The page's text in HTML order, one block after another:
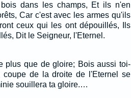
dans les champs, Et ils n'en
Car c'est avec les armes qu'ils
ceux qui les ont dépouillés, Ils
Dit le Seigneur, l'Eternel.
plus que de gloire; Bois aussi toi-
coupe de la droite de l'Eternel se
souillera ta gloire.…